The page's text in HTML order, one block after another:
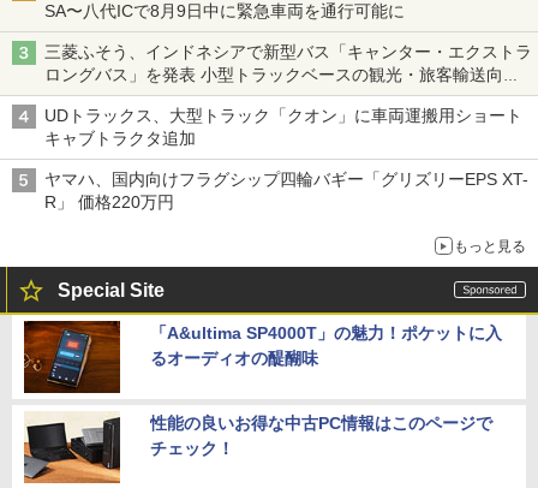
SA〜八代ICで8月9日中に緊急車両を通行可能に
三菱ふそう、インドネシアで新型バス「キャンター・エクストラ
ロングバス」を発表 小型トラックベースの観光・旅客輸送向け
バス
UDトラックス、大型トラック「クオン」に車両運搬用ショート
キャブトラクタ追加
ヤマハ、国内向けフラグシップ四輪バギー「グリズリーEPS XT-
R」 価格220万円
もっと見る
Special Site
「A&ultima SP4000T」の魅力！ポケットに入
るオーディオの醍醐味
性能の良いお得な中古PC情報はこのページで
チェック！